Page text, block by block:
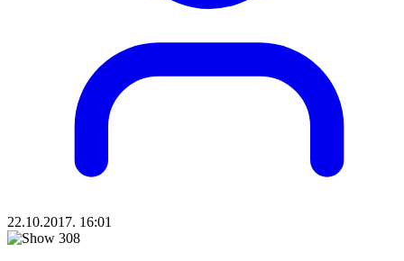
22.10.2017. 16:01